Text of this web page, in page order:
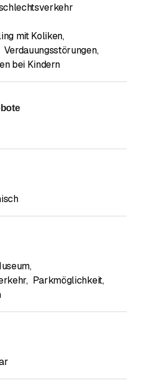
mit Koliken,
Verdauungsstörungen,
bei Kindern
,
, Parkmöglichkeit,